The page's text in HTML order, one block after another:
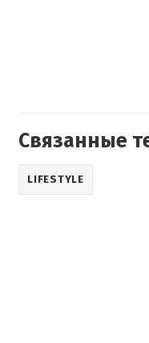
Связанные
LIFESTYLE